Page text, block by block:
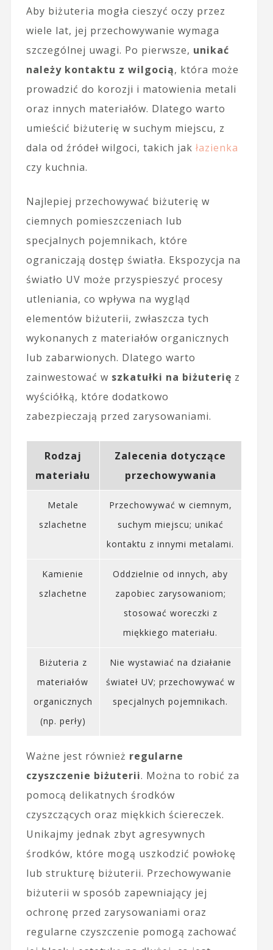
Aby biżuteria mogła cieszyć oczy przez
wiele lat, jej przechowywanie wymaga
szczególnej uwagi. Po pierwsze, unikać
należy kontaktu z wilgocią, która może
prowadzić do korozji i matowienia metali
oraz innych materiałów. Dlatego warto
umieścić biżuterię w suchym miejscu, z
dala od źródeł wilgoci, takich jak łazienka
czy kuchnia.
Najlepiej przechowywać biżuterię w
ciemnych pomieszczeniach lub
specjalnych pojemnikach, które
ograniczają dostęp światła. Ekspozycja na
światło UV może przyspieszyć procesy
utleniania, co wpływa na wygląd
elementów biżuterii, zwłaszcza tych
wykonanych z materiałów organicznych
lub zabarwionych. Dlatego warto
zainwestować w szkatułki na biżuterię z
wyściółką, które dodatkowo
zabezpieczają przed zarysowaniami.
Rodzaj
materiału
Zalecenia dotyczące
przechowywania
Metale
szlachetne
Przechowywać w ciemnym,
suchym miejscu; unikać
kontaktu z innymi metalami.
Kamienie
szlachetne
Oddzielnie od innych, aby
zapobiec zarysowaniom;
stosować woreczki z
miękkiego materiału.
Biżuteria z
materiałów
organicznych
(np. perły)
Nie wystawiać na działanie
świateł UV; przechowywać w
specjalnych pojemnikach.
Ważne jest również regularne
czyszczenie biżuterii. Można to robić za
pomocą delikatnych środków
czyszczących oraz miękkich ściereczek.
Unikajmy jednak zbyt agresywnych
środków, które mogą uszkodzić powłokę
lub strukturę biżuterii. Przechowywanie
biżuterii w sposób zapewniający jej
ochronę przed zarysowaniami oraz
regularne czyszczenie pomogą zachować